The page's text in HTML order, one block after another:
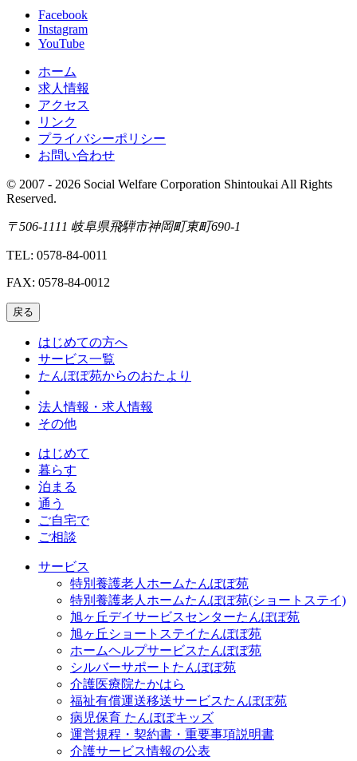
Facebook
Instagram
YouTube
ホーム
求人情報
アクセス
リンク
プライバシーポリシー
お問い合わせ
© 2007 - 2026 Social Welfare Corporation Shintoukai All Rights
Reserved.
〒506-1111 岐阜県飛騨市神岡町東町690-1
TEL: 0578-84-0011
FAX: 0578-84-0012
戻る
はじめての方へ
サービス一覧
たんぽぽ苑からのおたより
法人情報・求人情報
その他
はじめて
暮らす
泊まる
通う
ご自宅で
ご相談
サービス
特別養護老人ホームたんぽぽ苑
特別養護老人ホームたんぽぽ苑(ショートステイ)
旭ヶ丘デイサービスセンターたんぽぽ苑
旭ヶ丘ショートステイたんぽぽ苑
ホームヘルプサービスたんぽぽ苑
シルバーサポートたんぽぽ苑
介護医療院たかはら
福祉有償運送移送サービスたんぽぽ苑
病児保育 たんぽぽキッズ
運営規程・契約書・重要事項説明書
介護サービス情報の公表